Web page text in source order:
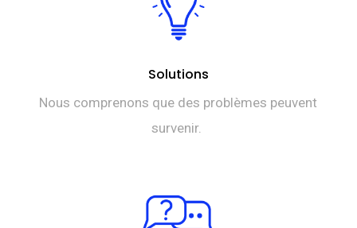
Solutions
Nous comprenons que des problèmes peuvent
survenir.